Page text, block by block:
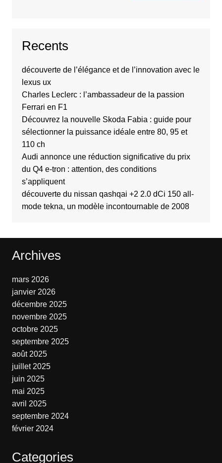
Recents
découverte de l’élégance et de l’innovation avec le
lexus ux
Charles Leclerc : l’ambassadeur de la passion
Ferrari en F1
Découvrez la nouvelle Skoda Fabia : guide pour
sélectionner la puissance idéale entre 80, 95 et
110 ch
Audi annonce une réduction significative du prix
du Q4 e-tron : attention, des conditions
s’appliquent
découverte du nissan qashqai +2 2.0 dCi 150 all-
mode tekna, un modèle incontournable de 2008
Archives
mars 2026
janvier 2026
décembre 2025
novembre 2025
octobre 2025
septembre 2025
août 2025
juillet 2025
juin 2025
mai 2025
avril 2025
septembre 2024
février 2024
Categories